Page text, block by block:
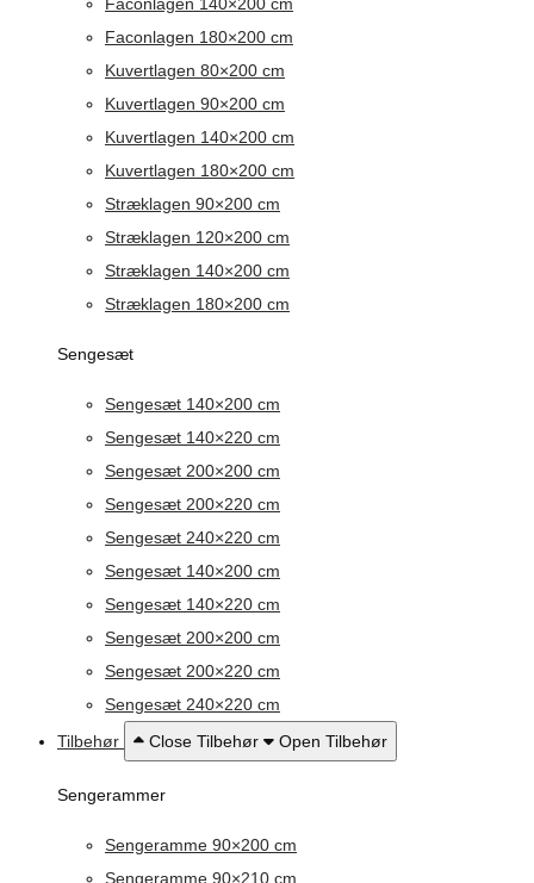
Faconlagen 180×200 cm
Kuvertlagen 80×200 cm
Kuvertlagen 90×200 cm
Kuvertlagen 140×200 cm
Kuvertlagen 180×200 cm
Stræklagen 90×200 cm
Stræklagen 120×200 cm
Stræklagen 140×200 cm
Stræklagen 180×200 cm
Sengesæt
Sengesæt 140×200 cm
Sengesæt 140×220 cm
Sengesæt 200×200 cm
Sengesæt 200×220 cm
Sengesæt 240×220 cm
Sengesæt 140×200 cm
Sengesæt 140×220 cm
Sengesæt 200×200 cm
Sengesæt 200×220 cm
Sengesæt 240×220 cm
Tilbehør
Close Tilbehør Open Tilbehør
Sengerammer
Sengeramme 90×200 cm
Sengeramme 90×210 cm